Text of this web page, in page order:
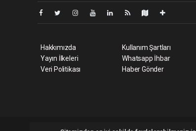
Hakkımızda
Yayın İlkeleri
Veri Politikası
Kullanım Şartları
Whatsapp İhbar
Haber Gönder